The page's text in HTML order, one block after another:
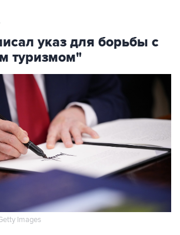
указ для борьбы с
туризмом"
Images